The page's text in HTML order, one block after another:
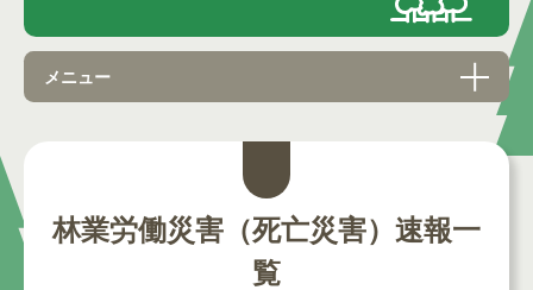
メニュー
林業労働災害（死亡災害）速報一
覧